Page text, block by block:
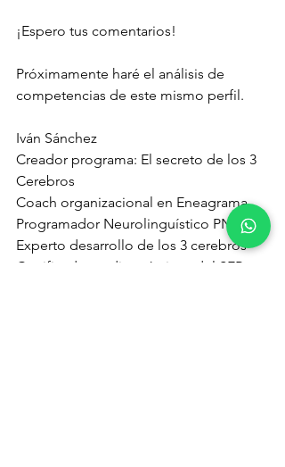
¡Espero tus comentarios!
Próximamente haré el análisis de
competencias de este mismo perfil.
Iván Sánchez
Creador programa: El secreto de los 3
Cerebros
Coach organizacional en Eneagrama
Programador Neurolinguístico PNL
Experto desarrollo de los 3 cerebros
Certificado en diagnósticos del SER